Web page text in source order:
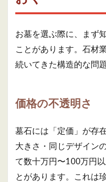
お墓を選ぶ際に、まず
ことがあります。石材
続いてきた構造的な問
価格の不透明さ
墓石には「定価」が存
大きさ・同じデザイン
て数十万円〜100万円
とがあります。これは